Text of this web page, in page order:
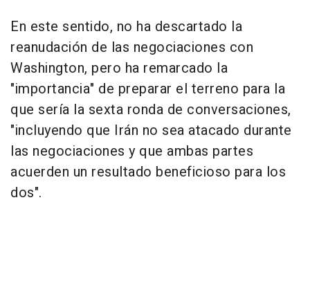
En este sentido, no ha descartado la
reanudación de las negociaciones con
Washington, pero ha remarcado la
"importancia" de preparar el terreno para la
que sería la sexta ronda de conversaciones,
"incluyendo que Irán no sea atacado durante
las negociaciones y que ambas partes
acuerden un resultado beneficioso para los
dos".